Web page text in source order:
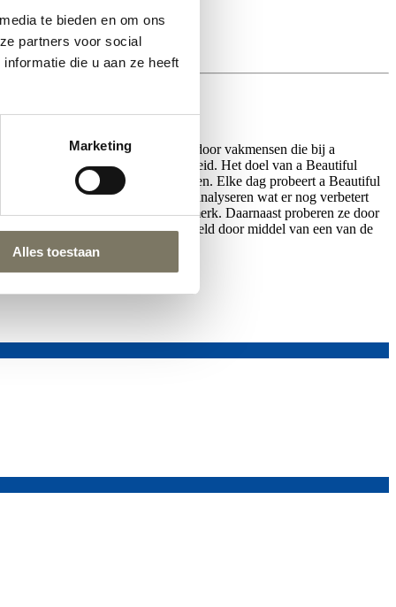
te bieden en om ons
partners voor social
die u aan ze heeft
Marketing
Alles toestaan
door producenten ver weg, maar door vakmensen die bij a
eten op tafel en zelfstandigheid. Het doel van a Beautiful
veel mogelijk duurzame materialen. Elke dag probeert a Beautiful
de werkers, kan het merk goed analyseren wat er nog verbetert
maken en dat past bij het merk. Daarnaast proberen ze door
hun verhaal kan worden doorverteld door middel van een van de